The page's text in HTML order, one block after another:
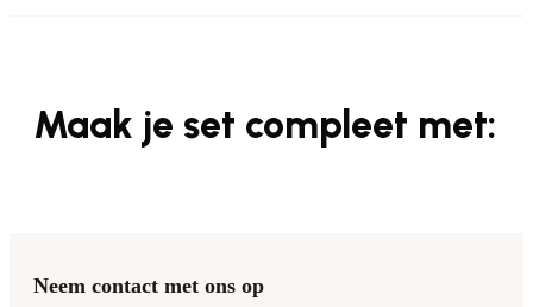
Maak je set compleet met:
Neem contact met ons op